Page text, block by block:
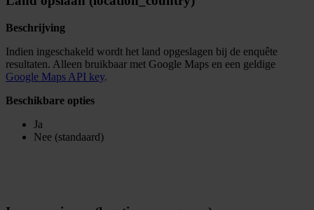
Beschrijving
Indien ingeschakeld wordt het land opgeslagen bij de enquête
resultaten. Alleen bruikbaar met Google Maps en een geldige
Google Maps API key.
Beschikbare opties
Ja
Nee (standaard)